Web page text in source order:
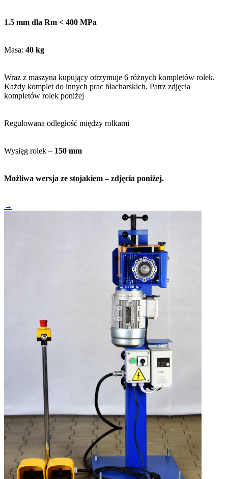
1.5 mm dla Rm < 400 MPa
Masa: 40 kg
Wraz z maszyna kupujący otrzymuje 6 różnych kompletów rolek.
Każdy komplet do innych prac blacharskich. Patrz zdjęcia
kompletów rolek poniżej
Regulowana odległość między rolkami
Wysięg rolek – 150 mm
Możliwa wersja ze stojakiem – zdjęcia poniżej.
→